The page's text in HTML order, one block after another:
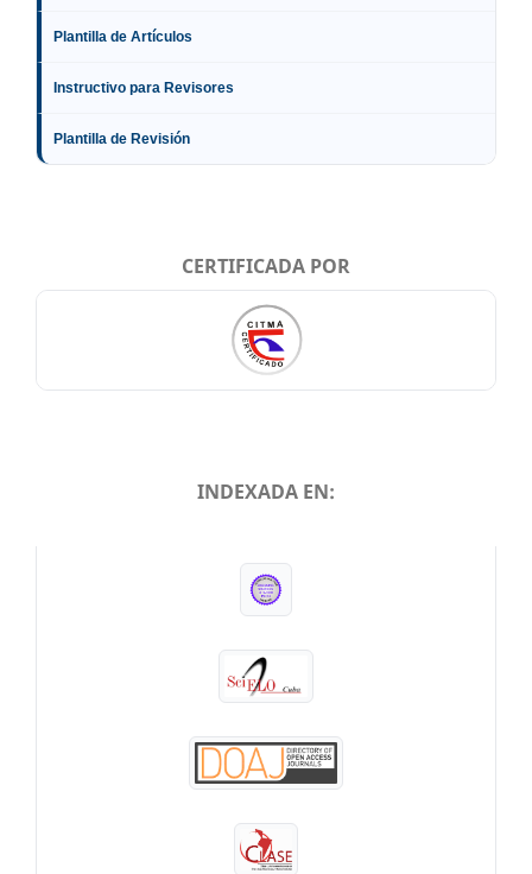
Plantilla de Artículos
Instructivo para Revisores
Plantilla de Revisión
CERTIFICADA POR
INDEXADA EN: